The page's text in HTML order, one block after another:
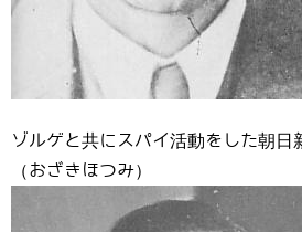
ゾルゲと共にスパイ活動をした朝日
（おざきほつみ）